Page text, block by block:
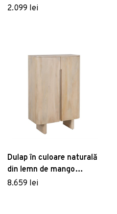
Lissabon - Germania
2.099 lei
Dulap în culoare naturală
din lemn de mango
90x138 cm Batel – Ixia
8.659 lei